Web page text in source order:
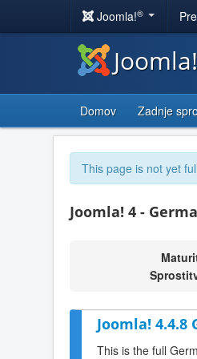
Joomla!®
Domov Zadnje
This page is not yet
Joomla! 4 -
Joomla!
This is the full